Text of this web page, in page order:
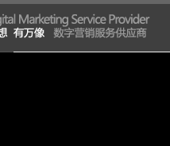
WXDIGITAL 北京万像数字